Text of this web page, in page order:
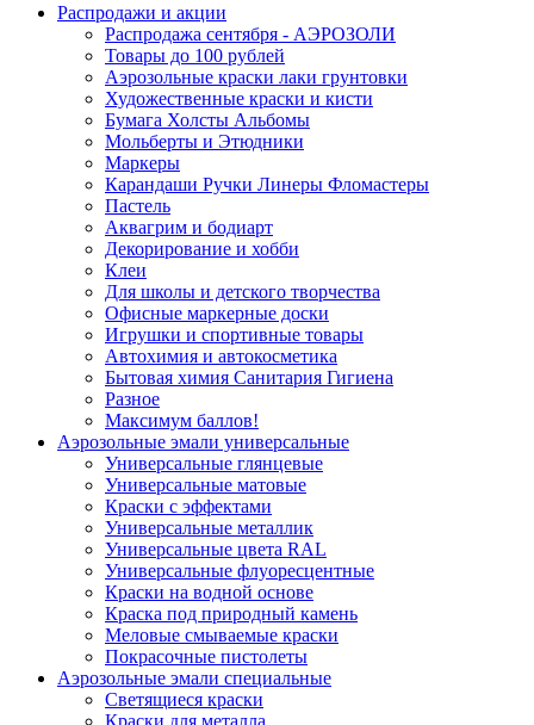
Распродажи и акции
Распродажа сентября - АЭРОЗОЛИ
Товары до 100 рублей
Аэрозольные краски лаки грунтовки
Художественные краски и кисти
Бумага Холсты Альбомы
Мольберты и Этюдники
Маркеры
Карандаши Ручки Линеры Фломастеры
Пастель
Аквагрим и бодиарт
Декорирование и хобби
Клеи
Для школы и детского творчества
Офисные маркерные доски
Игрушки и спортивные товары
Автохимия и автокосметика
Бытовая химия Санитария Гигиена
Разное
Максимум баллов!
Аэрозольные эмали универсальные
Универсальные глянцевые
Универсальные матовые
Краски с эффектами
Универсальные металлик
Универсальные цвета RAL
Универсальные флуоресцентные
Краски на водной основе
Краска под природный камень
Меловые смываемые краски
Покрасочные пистолеты
Аэрозольные эмали специальные
Светящиеся краски
Краски для металла